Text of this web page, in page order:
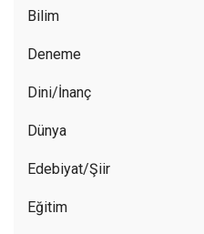
Bilim
Deneme
Dini/İnanç
Dünya
Edebiyat/Şiir
Eğitim